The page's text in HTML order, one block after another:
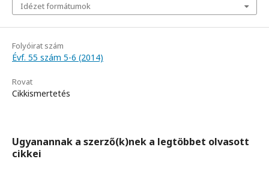
Idézet formátumok
Folyóirat szám
Évf. 55 szám 5-6 (2014)
Rovat
Cikkismertetés
Ugyanannak a szerző(k)nek a legtöbbet olvasott
cikkei